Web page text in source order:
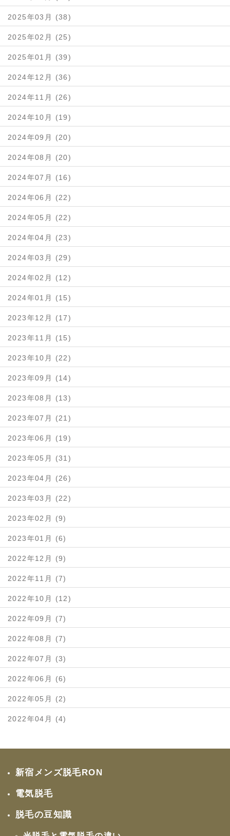
2025年03月 (38)
2025年02月 (25)
2025年01月 (39)
2024年12月 (36)
2024年11月 (26)
2024年10月 (19)
2024年09月 (20)
2024年08月 (20)
2024年07月 (16)
2024年06月 (22)
2024年05月 (22)
2024年04月 (23)
2024年03月 (29)
2024年02月 (12)
2024年01月 (15)
2023年12月 (17)
2023年11月 (15)
2023年10月 (22)
2023年09月 (14)
2023年08月 (13)
2023年07月 (21)
2023年06月 (19)
2023年05月 (31)
2023年04月 (26)
2023年03月 (22)
2023年02月 (9)
2023年01月 (6)
2022年12月 (9)
2022年11月 (7)
2022年10月 (12)
2022年09月 (7)
2022年08月 (7)
2022年07月 (3)
2022年06月 (6)
2022年05月 (2)
2022年04月 (4)
新宿メンズ脱毛RON
電気脱毛
脱毛の豆知識